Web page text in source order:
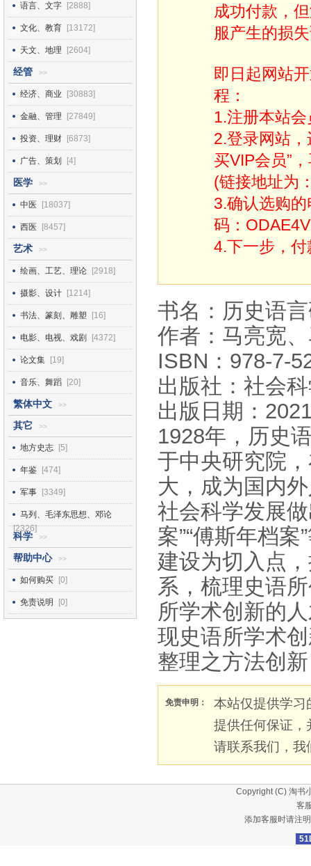
语言、文字 [2888]
文化、教育 [13172]
天文、地理 [2604]
经管 >>
经济、商业 [30883]
金融、管理 [27849]
投资、理财 [6873]
广告、策划 [4]
医学 >>
中医 [18037]
西医 [8457]
艺术 >>
绘画、工艺、理论 [2918]
摄影、设计 [1214]
书法、篆刻、雕塑 [16]
电影、电视、戏剧 [4372]
论文集 [19]
音乐、舞蹈 [20]
繁体中文 >>
其它 >>
地方史志 [5]
年鉴 [474]
军事 [3349]
马列、毛泽东思想、邓论
[2326]
科学 >>
帮助中心 >>
如何购买 [0]
免责说明 [0]
成功付款，
服产生的损
即日起网站
程：
1.注册本站会
2.登录网站，
买VIP会员”
(链接地址为
3.确认选购
码：
4.下一步，
书名：历史语
作者：马亮宽
ISBN：978-7-
出版社：社会
出版日期：
1928年，历史
于中央研究院
大，成为国内
社会科学发展
案”“傅斯年档
建设为切入点
系，梳理史语
所学术创新的
现史语所学术
整理之方法创
免责申明：
本站仅提供学习
提供任何保证，
请联系我们，我
Copyright (C) 淘书
客
添加客服时请注